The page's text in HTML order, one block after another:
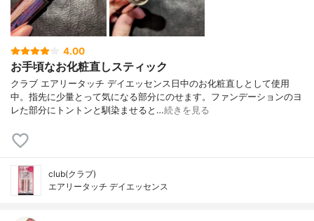
4.00
お手頃なお化粧直しスティック
クラブ エアリータッチ デイエッセンス日中のお化粧直しとして使用
中。指先に少量とって気になる部分にのせます。ファンデーションのヨ
レた部分にトントンと馴染ませると…続きを見る
club(クラブ)
エアリータッチ デイエッセンス